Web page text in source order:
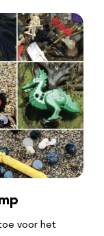
voor het